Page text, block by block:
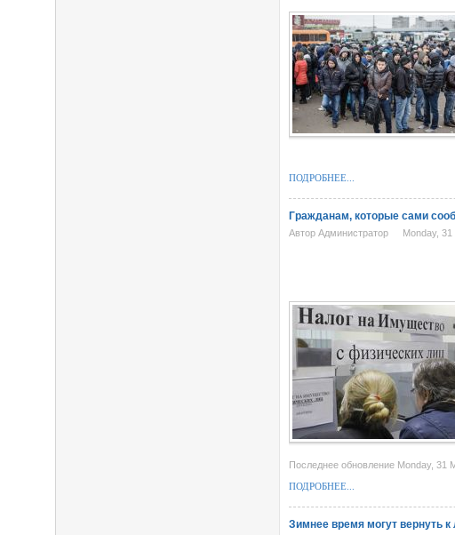
ПОДРОБНЕЕ...
Гражданам, которые сами
Автор Администратор Monday,
Последнее обновление Monday, 31
ПОДРОБНЕЕ...
Зимнее время могут вернуть к